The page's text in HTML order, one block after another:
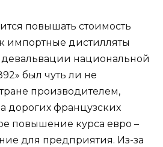
повышать стоимость
импортные дистилляты
национальной
был чуть ли не
производителем,
дорогих французских
повышение курса евро –
для предприятия. Из-за